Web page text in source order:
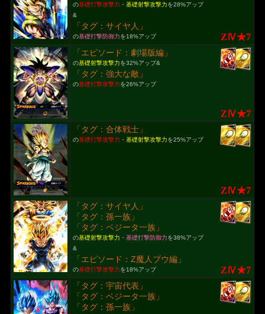
の基礎打撃攻撃力 ・ 基礎射撃攻撃力を28%アップ
&
「タグ：サイヤ人」
の基礎打撃防御力を18%アップ ZⅣ★7
「エピソード：劇場版編」
の基礎射撃攻撃力を32%アップ&
「タグ：強大な敵」
の基礎打撃攻撃力を26%アップ
ZⅣ★7
「タグ：合体戦士」
の基礎打撃攻撃力 ・ 基礎射撃攻撃力を25%アップ
ZⅣ★7
「タグ：サイヤ人」
「タグ：孫一族」
「タグ：ベジータ一族」
の基礎射撃攻撃力 ・ 基礎打撃防御力を38%アップ
&
「エピソード：Z魔人ブウ編」
の基礎打撃攻撃力を18%アップ ZⅣ★7
「タグ：宇宙代表」
「タグ：ベジータ一族」
「タグ：孫一族」